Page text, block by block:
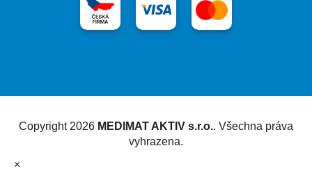
Copyright 2026 MEDIMAT AKTIV s.r.o.. Všechna práva
vyhrazena.
×